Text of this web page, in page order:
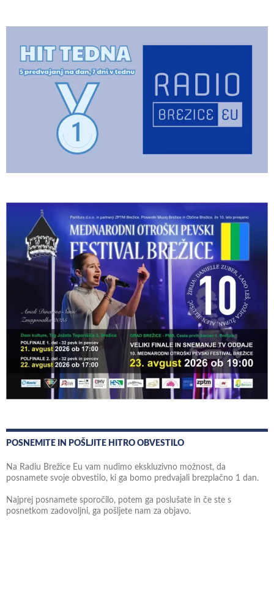
POSNEMITE IN POŠLJITE HITRO OBVESTILO
Na Radiu Brežice Eu vam nudimo ekskluzivno možnost, da
posnamete svoje obvestilo, ki ga bomo predvajali brezplačno 1 dan.
Najprej posnamete sporočilo, potem ga poslušate in če ste s
posnetkom zadovoljni, ga pošljete nam za objavo.